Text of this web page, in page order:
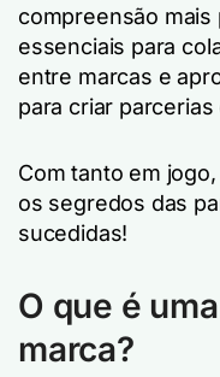
compreensão
essenciais para
entre marcas e
para criar
Com tanto em
os segredos das
sucedidas!
O que é
marca?